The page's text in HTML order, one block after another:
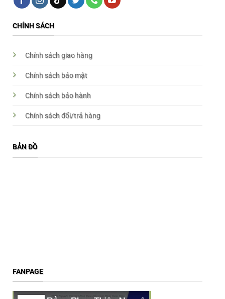
CHÍNH SÁCH
Chính sách giao hàng
Chính sách bảo mật
Chính sách bảo hành
Chính sách đổi/trả hàng
BẢN ĐỒ
FANPAGE